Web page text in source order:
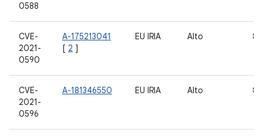
0588
CVE-
2021-
0590
A-175213041
[ 2 ]
EU IRIA Alto
CVE-
2021-
0596
A-181346550 EU IRIA Alto